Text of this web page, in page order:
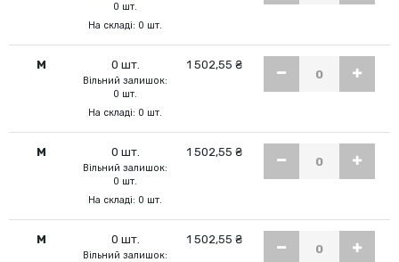
0 шт.
На складі: 0 шт.
M 0 шт.
Вільний залишок:
0 шт.
На складі: 0 шт.
1 502,55 ₴
M 0 шт.
Вільний залишок:
0 шт.
На складі: 0 шт.
1 502,55 ₴
M 0 шт.
Вільний залишок:
1 502,55 ₴